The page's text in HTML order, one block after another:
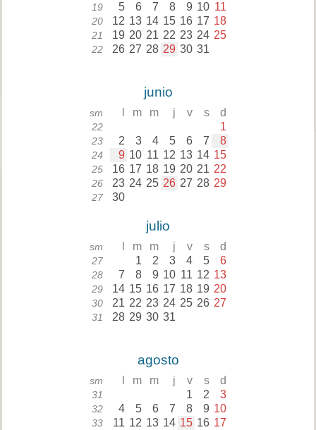
19 5 6 7 8 9 10 11
20 12 13 14 15 16 17 18
21 19 20 21 22 23 24 25
22 26 27 28 29 30 31
junio
sm m m j v s d
22 1
23 2 3 4 5 6 7 8
24 9 10 11 12 13 14 15
25 16 17 18 19 20 21 22
26 23 24 25 26 27 28 29
27 30
julio
sm m m j v s d
27 1 2 3 4 5 6
28 7 8 9 10 11 12 13
29 14 15 16 17 18 19 20
30 21 22 23 24 25 26 27
31 28 29 30 31
agosto
sm m m j v s d
31 1 2 3
32 4 5 6 7 8 9 10
33 11 12 13 14 15 16 17